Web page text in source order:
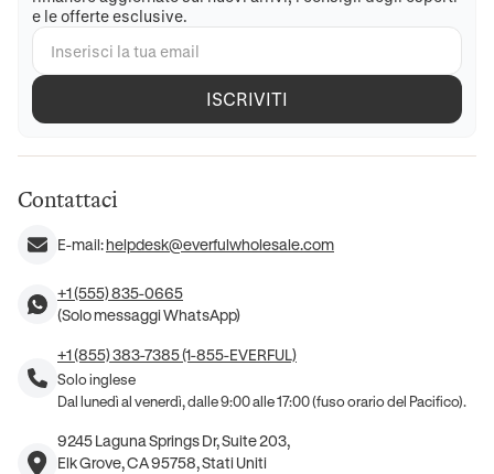
e le offerte esclusive.
ISCRIVITI
Contattaci
E-mail:helpdesk@everfulwholesale.com
+1 (555) 835-0665
(Solo messaggi WhatsApp)
+1 (855) 383-7385 (1-855-EVERFUL)
Solo inglese
Dal lunedì al venerdì, dalle 9:00 alle 17:00 (fuso orario del Pacifico).
9245 Laguna Springs Dr, Suite 203,
Elk Grove, CA 95758, Stati Uniti